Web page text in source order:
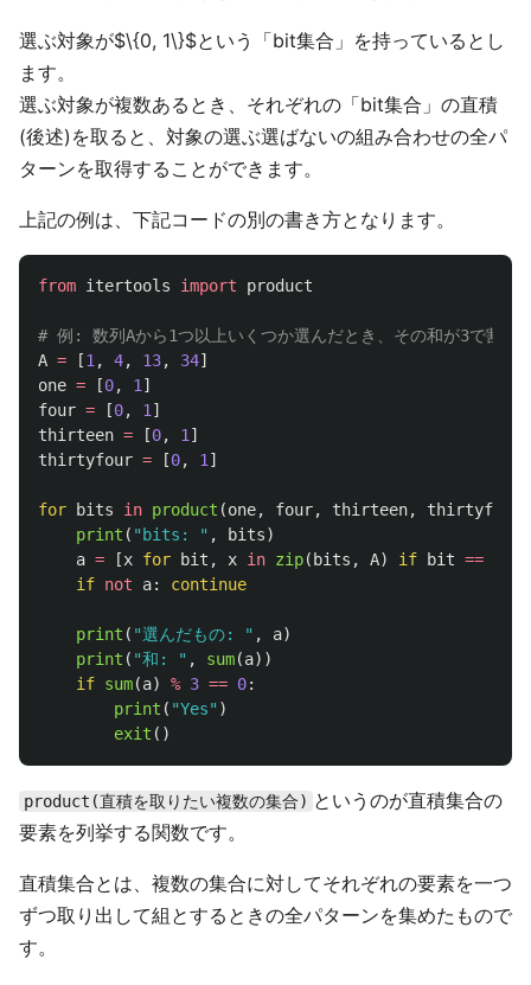
選ぶ対象が$\{0, 1\}$という「bit集合」を持っているとし
ます。
選ぶ対象が複数あるとき、それぞれの「bit集合」の直積
(後述)を取ると、対象の選ぶ選ばないの組み合わせの全パ
ターンを取得することができます。
上記の例は、下記コードの別の書き方となります。
from itertools import product
A = [1 , 4, 13, 34]
one = [0, 1 ]
four = [0, 1 ]
thirteen = [0, 1 ]
thirtyfour = [0, 1 ]
for bits in product (one, four, thirteen, thirtyfour
print ( " bits: " , bits)
a = [x for bit , x in zip( bits , A) if bit ==
if not a: continue
print ( "選んだもの: " , a)
print ( "和: " , sum(a))
if sum(a) % 3 == 0:
print ( "Yes" )
exit ()
product(直積を取りたい複数の集合) というのが直積集合の
要素を列挙する関数です。
直積集合とは、複数の集合に対してそれぞれの要素を一つ
ずつ取り出して組とするときの全パターンを集めたもので
す。